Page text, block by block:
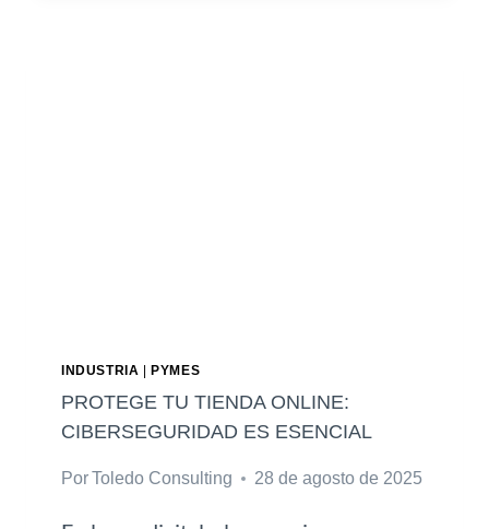
P
I
S
A
INDUSTRIA PYMES
PROTEGE TU TIENDA ONLINE:
CIBERSEGURIDAD ES ESENCIAL
PorToledo Consulting 28 de agosto de 2025